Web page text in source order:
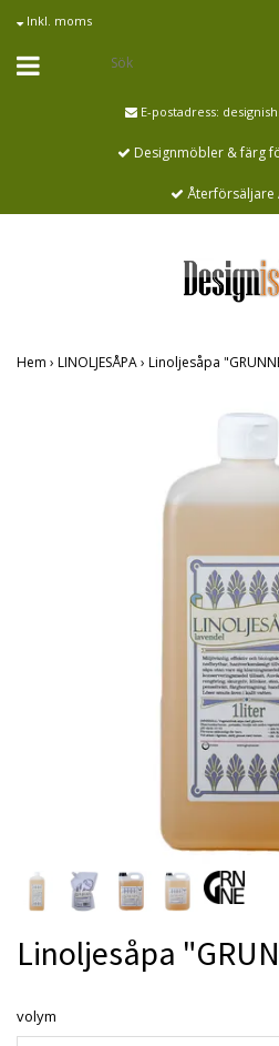
Inkl. moms
E-postadress:
Designmöbler & färg
Återförsäljare
Hem › LINOLJESÅPA› Linoljesåpa
Linoljesåpa
volym